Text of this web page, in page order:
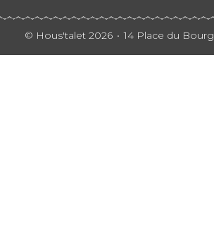
© Hous'talet 2026 14 Place du Bourg